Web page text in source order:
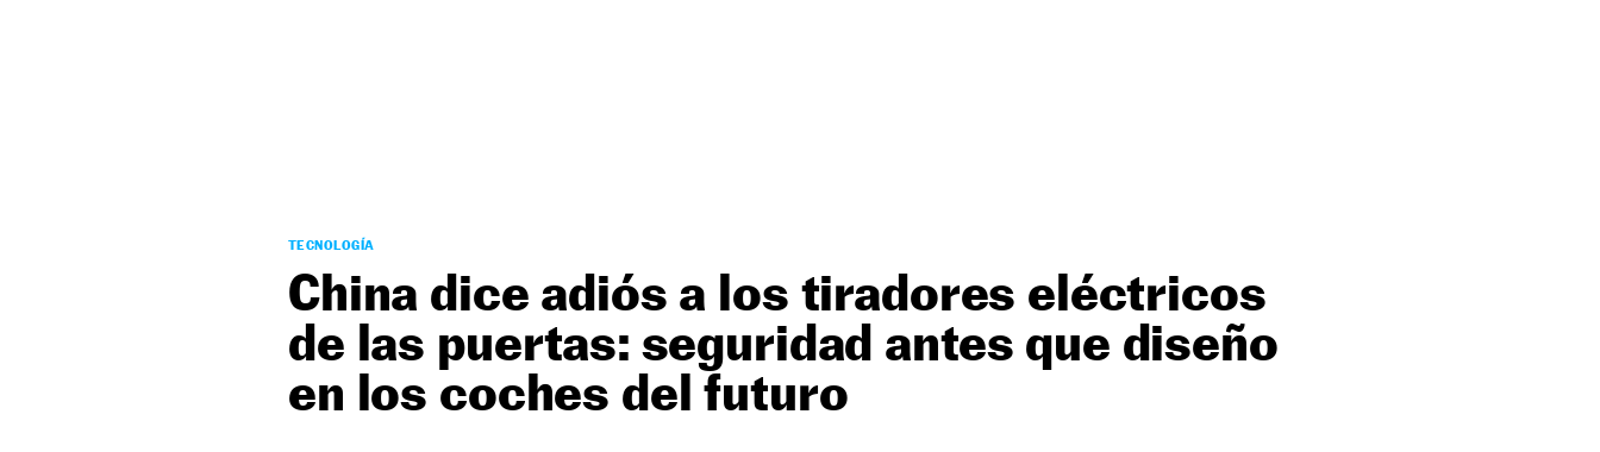
TECNOLOGÍA
China dice adiós a los tiradores eléctricos
de las puertas: seguridad antes que diseño
en los coches del futuro